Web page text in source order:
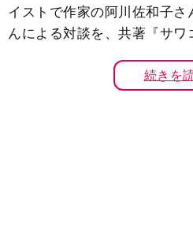
イストで作家の阿川佐和子さ
んによる対談を、共著『サ
続きを